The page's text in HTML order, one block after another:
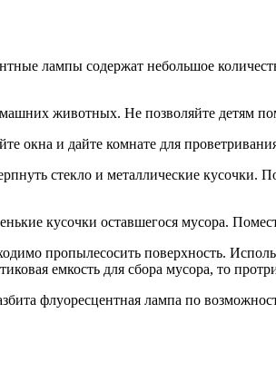
лампы содержат небольшое
животных. Не позволяйте детям
окна и дайте комнате для
стекло и металлические
кусочки оставшегося мусора.
пропылесосить поверхность.
емкость для сбора мусора, то
флуоресцентная лампа по